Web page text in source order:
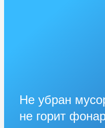
Не убран
не горит